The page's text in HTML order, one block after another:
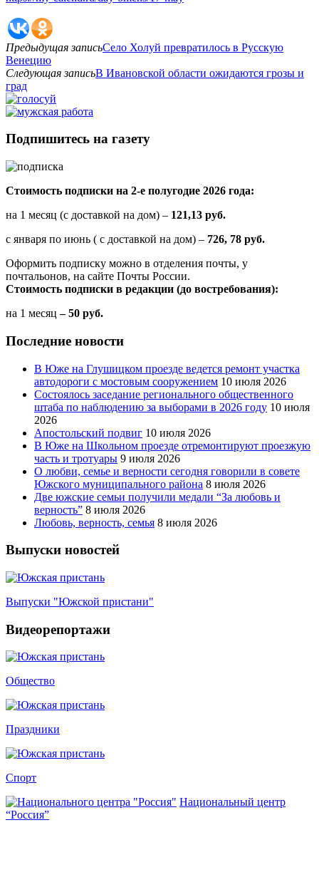
Предыдущая записьСело Холуй превратилось в Русскую
Венецию
Следующая записьВ Ивановской области ожидаются грозы и
град
Подпишитесь на газету
Стоимость подписки на 2-е полугодие 2026 года:
на 1 месяц (с доставкой на дом) – 121,13 руб.
с января по июнь ( с доставкой на дом) – 726, 78 руб.
Оформить подписку можно в отделения почты, у
почтальонов, на сайте Почты России.
Стоимость подписки в редакции (до востребования):
на 1 месяц – 50 руб.
Последние новости
В Юже на Глушицком проезде ведется ремонт участка
автодороги с мостовым сооружением 10 июля 2026
Состоялось заседание регионального общественного
штаба по наблюдению за выборами в 2026 году 10 июля
2026
Апостольский подвиг 10 июля 2026
В Юже на Школьном проезде отремонтируют проезжую
часть и тротуары 9 июля 2026
О любви, семье и верности сегодня говорили в совете
Южского муниципального района 8 июля 2026
Две южские семьи получили медали “За любовь и
верность” 8 июля 2026
Любовь, верность, семья 8 июля 2026
Выпуски новостей
Выпуски "Южской пристани"
Видеорепортажи
Общество
Праздники
Спорт
Национальный центр
“Россия”